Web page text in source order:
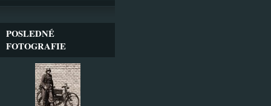
POSLEDNÉ
FOTOGRAFIE